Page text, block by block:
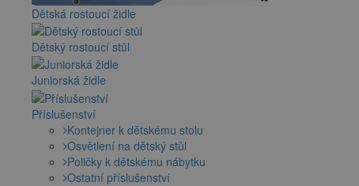
Dětská rostoucí židle
Dětský rostoucí stůl
Juniorská židle
Příslušenství
Kontejner k dětskému stolu
Osvětlení na dětský stůl
Poličky k dětskému nábytku
Ostatní příslušenství